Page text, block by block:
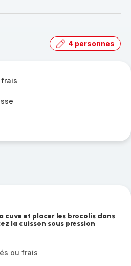
4 personnes
cuve et placer les brocolis dans
la cuisson sous pression
ou frais